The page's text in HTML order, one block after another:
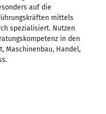
auf die
mittels
spezialisiert. Nutzen
in den
Maschinenbau, Handel,